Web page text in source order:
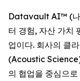
Datavault AI™ (나
터 경험, 자산 가치
업이다. 회사의 클
(Acoustic
의 협업을 중심으